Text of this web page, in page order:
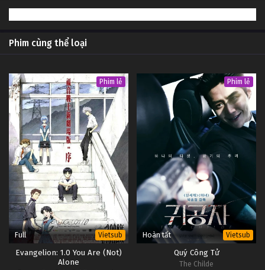
Phim cùng thể loại
Phim lẻ
Full Vietsub
Evangelion: 1.0 You Are (Not)
Alone
Phim lẻ
Hoàn tất Vietsub
Quý Công Tử
The Childe